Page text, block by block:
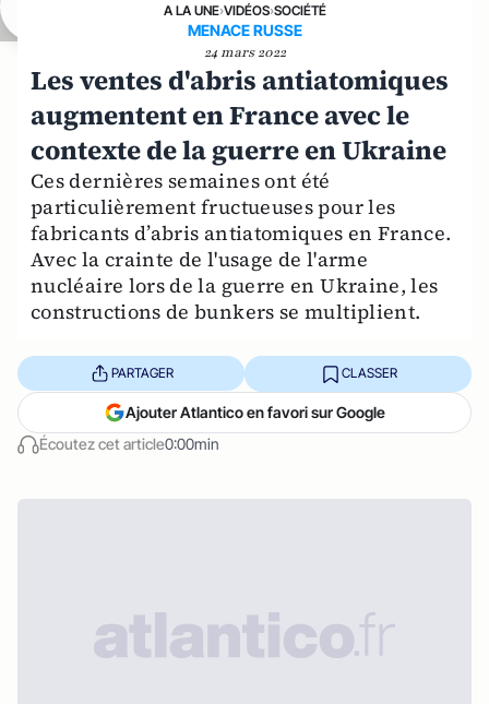
A LA UNE›VIDÉOS›SOCIÉTÉ
MENACE RUSSE
24 mars 2022
Les ventes d'abris antiatomiques
augmentent en France avec le
contexte de la guerre en Ukraine
Ces dernières semaines ont été
particulièrement fructueuses pour les
fabricants d’abris antiatomiques en France.
Avec la crainte de l'usage de l'arme
nucléaire lors de la guerre en Ukraine, les
constructions de bunkers se multiplient.
Écoutez cet article0:00min
PARTAGER CLASSER
Ajouter Atlantico en favori sur Google